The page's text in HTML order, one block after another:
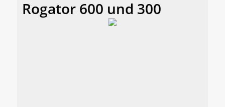
Rogator 600 und 300